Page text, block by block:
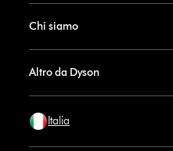
Chi siamo
Altro da Dyson
Italia